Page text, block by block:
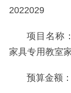
2022029
项目名称
家具专用教室
预算金额